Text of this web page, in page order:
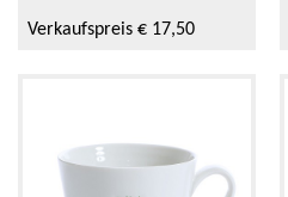
Verkaufspreis € 17,50